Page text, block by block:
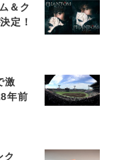
＆ク
定！
激
年前
ク